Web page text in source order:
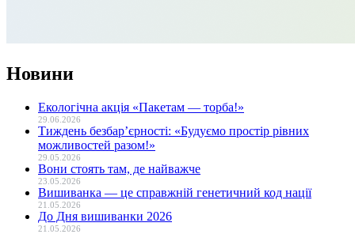
Новини
Екологічна акція «Пакетам — торба!»
29.06.2026
Тиждень безбар’єрності: «Будуємо простір рівних
можливостей разом!»
29.05.2026
Вони стоять там, де найважче
23.05.2026
Вишиванка — це справжній генетичний код нації
21.05.2026
До Дня вишиванки 2026
21.05.2026